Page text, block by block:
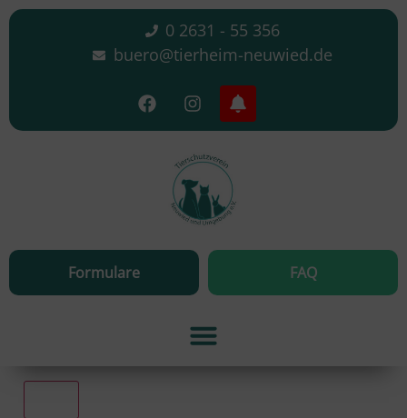
0 2631 - 55 356
buero@tierheim-neuwied.de
Formulare FAQ